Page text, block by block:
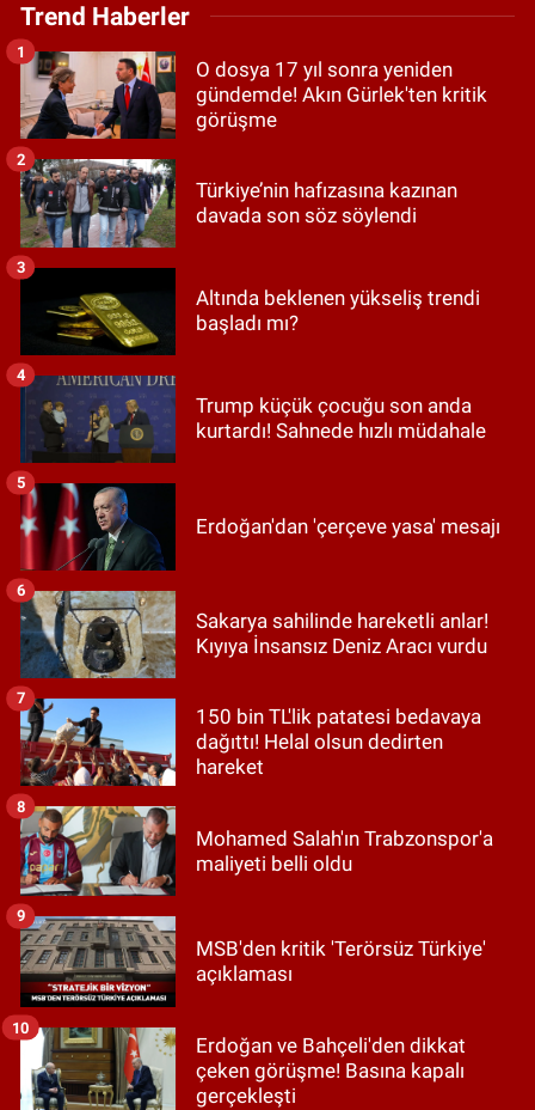
Trend Haberler
O dosya 17 yıl sonra yeniden
gündemde! Akın Gürlek'ten kritik
görüşme
1
Türkiye’nin hafızasına kazınan
davada son söz söylendi
2
Altında beklenen yükseliş trendi
başladı mı?
3
Trump küçük çocuğu son anda
kurtardı! Sahnede hızlı müdahale
4
Erdoğan'dan 'çerçeve yasa' mesajı
5
Sakarya sahilinde hareketli anlar!
Kıyıya İnsansız Deniz Aracı vurdu
6
150 bin TL'lik patatesi bedavaya
dağıttı! Helal olsun dedirten
hareket
7
Mohamed Salah'ın Trabzonspor'a
maliyeti belli oldu
8
MSB'den kritik 'Terörsüz Türkiye'
açıklaması
9
Erdoğan ve Bahçeli'den dikkat
çeken görüşme! Basına kapalı
gerçekleşti
10